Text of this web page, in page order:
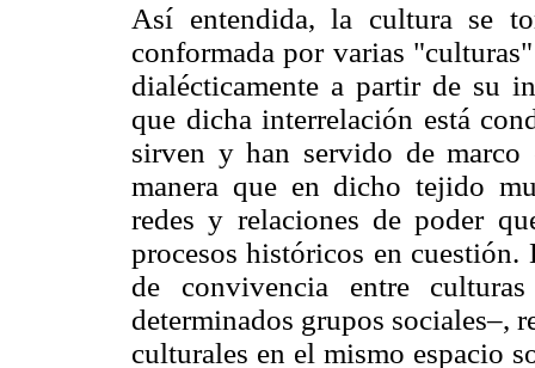
Así entendida, la cultura se
conformada por varias
dialécticamente a partir de su
que dicha interrelación está
sirven y han servido de marco
manera que en dicho tejido
redes y relaciones de poder
procesos históricos en
de convivencia entre
determinados grupos sociales–,
culturales en el mismo espacio